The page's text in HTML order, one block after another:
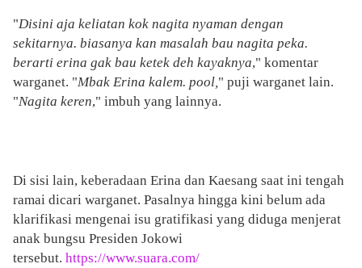
"Disini aja keliatan kok nagita nyaman dengan
sekitarnya. biasanya kan masalah bau nagita peka.
berarti erina gak bau ketek deh kayaknya," komentar
warganet. "Mbak Erina kalem. pool," puji warganet lain.
"Nagita keren," imbuh yang lainnya.
Di sisi lain, keberadaan Erina dan Kaesang saat ini tengah
ramai dicari warganet. Pasalnya hingga kini belum ada
klarifikasi mengenai isu gratifikasi yang diduga menjerat
anak bungsu Presiden Jokowi
tersebut. https://www.suara.com/